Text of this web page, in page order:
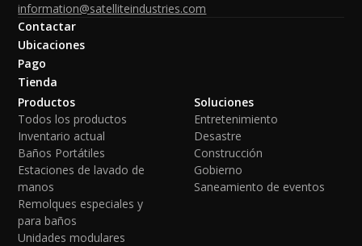
information@satelliteindustries.com
Contactar
Ubicaciones
Pago
Tienda
Productos
Todos los productos
Inventario actual
Baños Portátiles
Estaciones de lavado de
manos
Remolques especiales y
para baños
Unidades modulares
Soluciones
Entretenimiento
Desastre
Construcción
Gobierno
Saneamiento de eventos